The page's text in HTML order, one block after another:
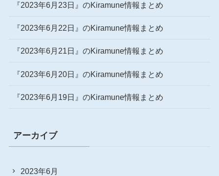
『2023年6月23日』のKiramune情報まとめ
『2023年6月22日』のKiramune情報まとめ
『2023年6月21日』のKiramune情報まとめ
『2023年6月20日』のKiramune情報まとめ
『2023年6月19日』のKiramune情報まとめ
アーカイブ
2023年6月